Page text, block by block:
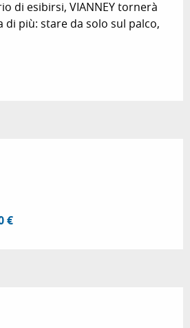
di esibirsi, VIANNEY tornerà
di più: stare da solo sul palco,
€